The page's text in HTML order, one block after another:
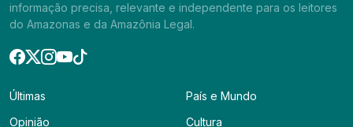
informação precisa, relevante e independente para os leitores
do Amazonas e da Amazônia Legal.
Últimas
Opinião
País e Mundo
Cultura